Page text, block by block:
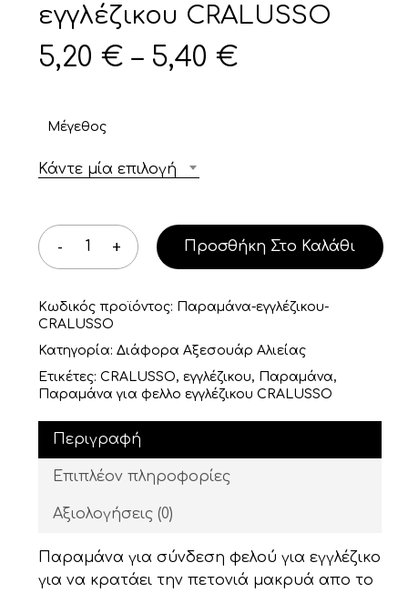
Κανένα προϊόν στο καλάθι σας.
εγγλέζικου CRALUSSO
5,20 € – 5,40 €Price
Μέγεθος
Κάντε μία επιλογή
Προσθήκη Στο Καλάθι
Κωδικός προϊόντος: Παραμάνα-εγγλέζικου-
CRALUSSO
Κατηγορία: Διάφορα Αξεσουάρ Αλιείας
Ετικέτες: CRALUSSO, εγγλέζικου, Παραμάνα,
Παραμάνα για φελλο εγγλέζικου CRALUSSO
Περιγραφή
Επιπλέον πληροφορίες
Αξιολογήσεις (0)
Παραμάνα για σύνδεση φελού για εγγλέζικο
για να κρατάει την πετονιά μακρυά απο το